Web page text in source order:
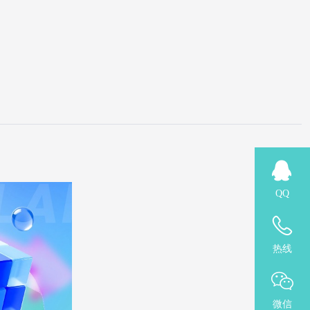
QQ
热线
微信